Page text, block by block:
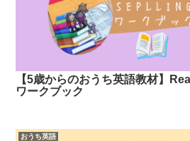
【5歳からのおうち英語教材】
ワークブック
おうち英語